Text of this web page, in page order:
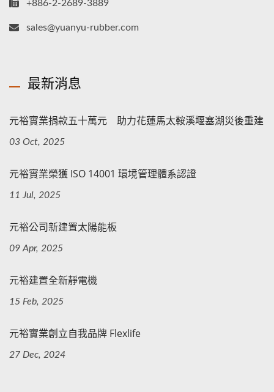
+886-2-2689-3889
sales@yuanyu-rubber.com
最新消息
元裕實業捐款五十萬元 助力花蓮馬太鞍溪堰塞湖災後重建
03 Oct, 2025
元裕實業榮獲 ISO 14001 環境管理體系認證
11 Jul, 2025
元裕公司新建置太陽能板
09 Apr, 2025
元裕建置全新靜電機
15 Feb, 2025
元裕實業創立自我品牌 Flexlife
27 Dec, 2024